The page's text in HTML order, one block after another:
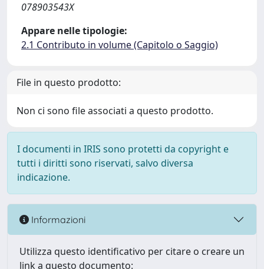
078903543X
Appare nelle tipologie:
2.1 Contributo in volume (Capitolo o Saggio)
File in questo prodotto:
Non ci sono file associati a questo prodotto.
I documenti in IRIS sono protetti da copyright e
tutti i diritti sono riservati, salvo diversa
indicazione.
Informazioni
Utilizza questo identificativo per citare o creare un
link a questo documento: